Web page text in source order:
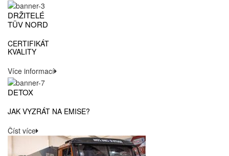
DRŽITELÉ
TÜV NORD
CERTIFIKÁT
KVALITY
Více informací
DETOX
JAK VYZRÁT NA EMISE?
Číst více